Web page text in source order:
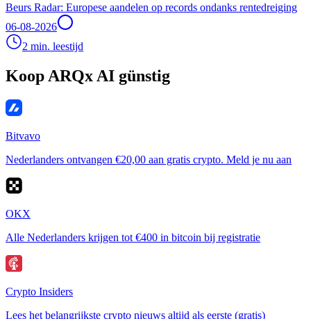
Beurs Radar: Europese aandelen op records ondanks rentedreiging
06-08-2026
2 min. leestijd
Koop ARQx AI günstig
Bitvavo
Nederlanders ontvangen €20,00 aan gratis crypto. Meld je nu aan
OKX
Alle Nederlanders krijgen tot €400 in bitcoin bij registratie
Crypto Insiders
Lees het belangrijkste crypto nieuws altijd als eerste (gratis)